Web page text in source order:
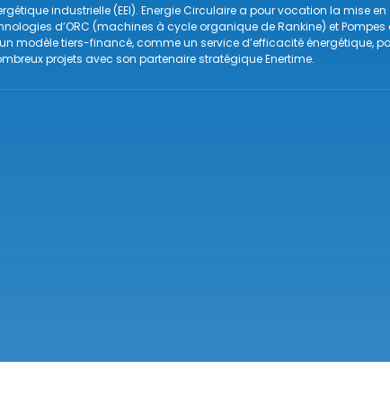
industrielle (EEI). Energie Circulaire a pour vocation la mise
d’ORC (machines à cycle organique de Rankine) et Pompes
modèle tiers-financé, comme un service d’efficacité énergétique,
projets avec son partenaire stratégique Enertime.